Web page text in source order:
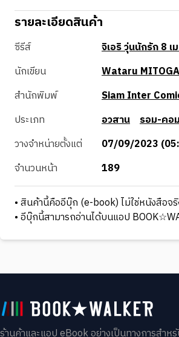
รายละเอียดสินค้า
ซีรีส์
จิเอริ วุ่นนักรัก 8 เ
นักเขียน
Wataru
สำนักพิมพ์
Siam Inter
ประเภท
อวสาน รอม-คอ
วางจำหน่ายตั้งแต่
07/09/2023
จำนวนหน้า
189
• สินค้านี้คืออีบุ๊ก (e-book) ไม่ใช่หนังสือจ
• อีบุ๊กนี้สามารถอ่านได้บนแอป